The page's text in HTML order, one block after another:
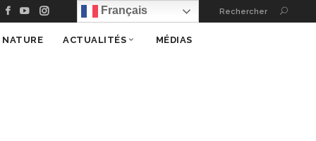
Français Rechercher
ACTUALITÉS MÉDIAS